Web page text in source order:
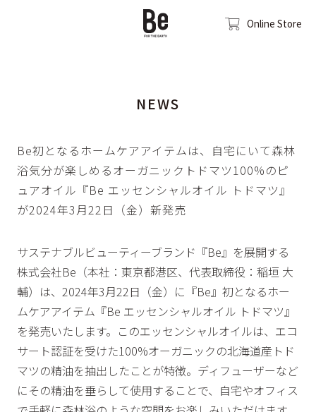
Online Store
NEWS
Be初となるホームケアアイテムは、自宅にいて森林
浴気分が楽しめるオーガニックトドマツ100%のピ
ュアオイル『Be エッセンシャルオイル トドマツ』
が2024年3月22日（金）新発売
サステナブルビューティーブランド『Be』を展開する
株式会社Be（本社：東京都港区、代表取締役：稲垣 大
輔）は、2024年3月22日（金）に『Be』初となるホー
ムケアアイテム『Be エッセンシャルオイル トドマツ』
を発売いたします。このエッセンシャルオイルは、エコ
サート認証を受けた100%オーガニックの北海道産トド
マツの精油を抽出したことが特徴。ディフューザーなど
にその精油を垂らして使用することで、自宅やオフィス